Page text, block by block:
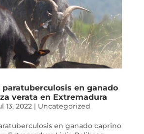
paratuberculosis en ganado
verata en Extremadura
13, 2022| Uncategorized
en ganado caprino